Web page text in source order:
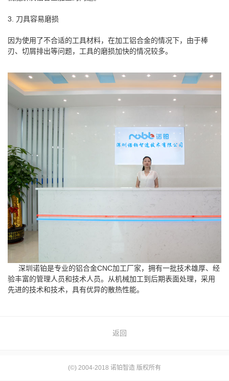
3. 刀具容易磨损
因为使用了不合适的工具材料，在加工铝合金的情况下，由于棒
刃、切屑排出等问题，工具的磨损加快的情况较多。
深圳诺铂是专业的铝合金CNC加工厂家，拥有一批技术雄厚、经
验丰富的管理人员和技术人员。从机械加工到后期表面处理，采用
先进的技术和技术，具有优异的散热性能。
返回
(©) 2004-2018 诺铂智造 版权所有